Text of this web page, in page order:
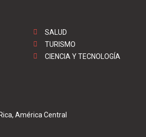
SALUD
TURISMO
CIENCIA Y TECNOLOGÍA
América Central